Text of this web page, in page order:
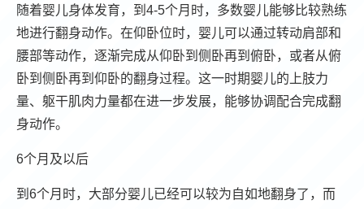
随着婴儿身体发育，到4-5个月时，多数婴儿能够比较熟练
地进行翻身动作。在仰卧位时，婴儿可以通过转动肩部和
腰部等动作，逐渐完成从仰卧到侧卧再到俯卧，或者从俯
卧到侧卧再到仰卧的翻身过程。这一时期婴儿的上肢力
量、躯干肌肉力量都在进一步发展，能够协调配合完成翻
身动作。
6个月及以后
到6个月时，大部分婴儿已经可以较为自如地翻身了，而